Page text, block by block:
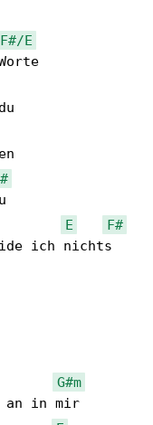
F#/E
E
F#
ich nichts
G#m
an in mir